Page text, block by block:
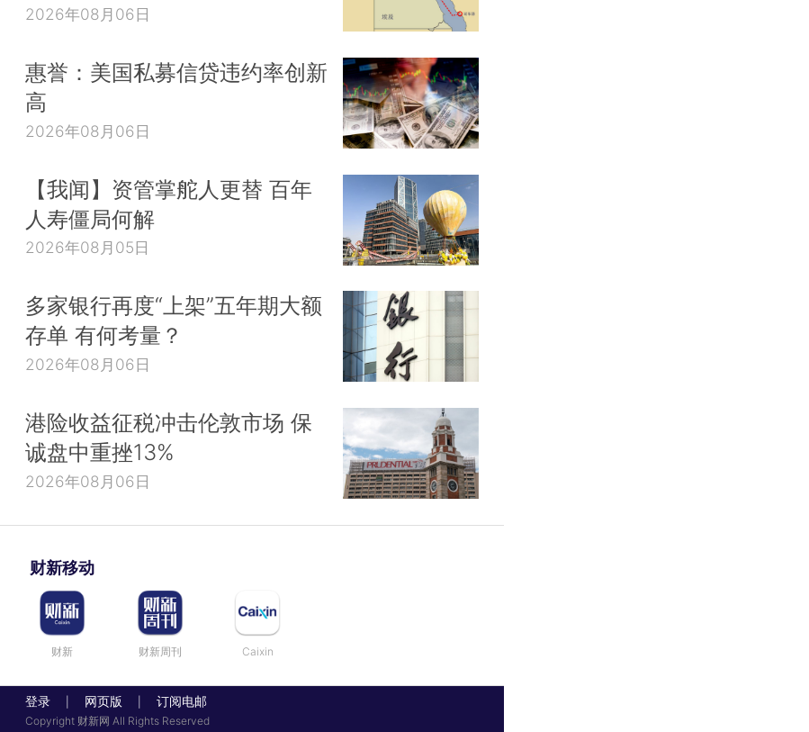
2026年08月06日
惠誉：美国私募信贷违约率创新
高
2026年08月06日
【我闻】资管掌舵人更替 百年
人寿僵局何解
2026年08月05日
多家银行再度“上架”五年期大额
存单 有何考量？
2026年08月06日
港险收益征税冲击伦敦市场 保
诚盘中重挫13%
2026年08月06日
财新移动
财新 财新周刊 Caixin
登录 网页版 订阅电邮
Copyright 财新网 All Rights Reserved